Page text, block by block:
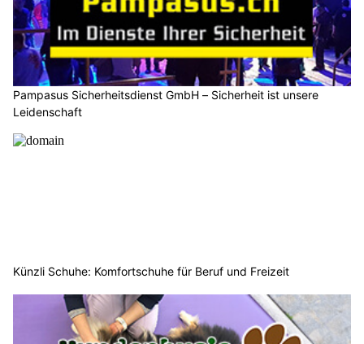
Pampasus Sicherheitsdienst GmbH – Sicherheit ist unsere
Leidenschaft
Künzli Schuhe: Komfortschuhe für Beruf und Freizeit